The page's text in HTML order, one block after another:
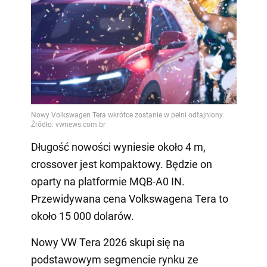
Długość nowości wyniesie około 4 m,
crossover jest kompaktowy. Będzie on
oparty na platformie MQB-A0 IN.
Przewidywana cena Volkswagena Tera to
około 15 000 dolarów.
Nowy VW Tera 2026 skupi się na
podstawowym segmencie rynku ze